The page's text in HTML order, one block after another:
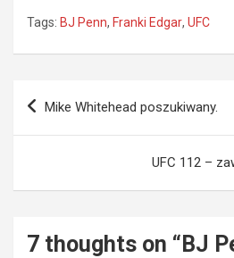
Tags: BJ Penn, Franki Edgar, UFC
Nawigacja
Mike Whitehead poszukiwany.
UFC 112 –
7 thoughts on “ BJ